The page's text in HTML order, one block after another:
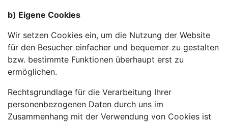
b) Eigene Cookies
Wir setzen Cookies ein, um die Nutzung der Website
für den Besucher einfacher und bequemer zu gestalten
bzw. bestimmte Funktionen überhaupt erst zu
ermöglichen.
Rechtsgrundlage für die Verarbeitung Ihrer
personenbezogenen Daten durch uns im
Zusammenhang mit der Verwendung von Cookies ist